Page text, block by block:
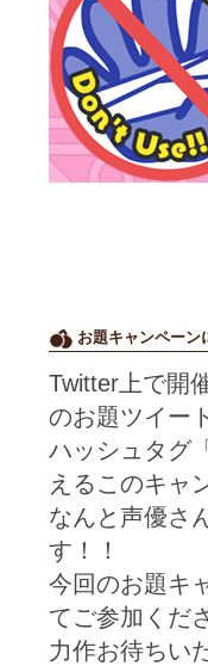
お題キャンペーン
Twitter上で開
のお題ツイー
ハッシュタグ
えるこのキャ
なんと声優さ
す！！
今回のお題キ
てご参加くだ
力作お待ちい